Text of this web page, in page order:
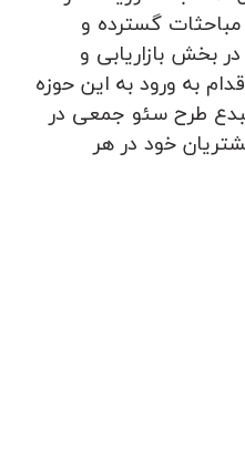
گسترده و
بخش بازاریابی و
به ورود به این حوزه
طرح سئو جمعی در
خود در هر